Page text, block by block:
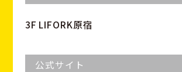
3F LIFORK原宿
公式サイト